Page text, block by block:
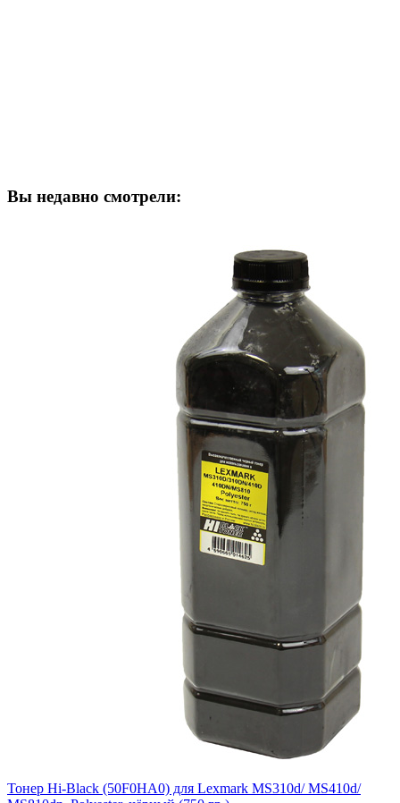
Вы недавно смотрели:
Тонер Hi-Black (50F0HA0) для Lexmark MS310d/ MS410d/